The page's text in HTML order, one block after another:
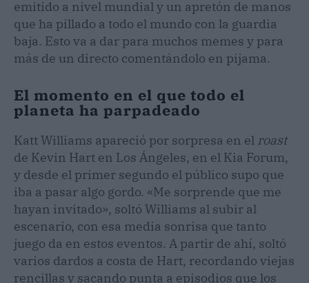
emitido a nivel mundial y un apretón de manos
que ha pillado a todo el mundo con la guardia
baja. Esto va a dar para muchos memes y para
más de un directo comentándolo en pijama.
El momento en el que todo el
planeta ha parpadeado
Katt Williams apareció por sorpresa en el roast
de Kevin Hart en Los Ángeles, en el Kia Forum,
y desde el primer segundo el público supo que
iba a pasar algo gordo. «Me sorprende que me
hayan invitado», soltó Williams al subir al
escenario, con esa media sonrisa que tanto
juego da en estos eventos. A partir de ahí, soltó
varios dardos a costa de Hart, recordando viejas
rencillas y sacando punta a episodios que los